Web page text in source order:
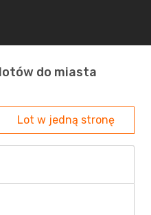
do miasta
Lot w jedną stronę